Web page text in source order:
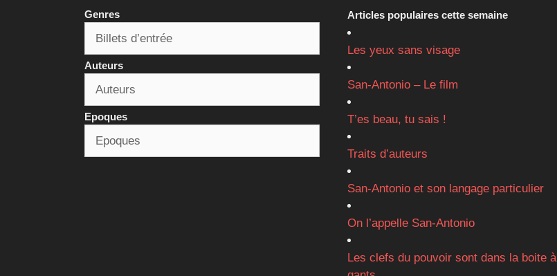
Genres
Auteurs
Epoques
Articles populaires cette semaine
Les yeux sans visage
San-Antonio – Le film
T’es beau, tu sais !
Traits d’auteurs
San-Antonio et son langage particulier
On l’appelle San-Antonio
Les clefs du pouvoir sont dans la boite à